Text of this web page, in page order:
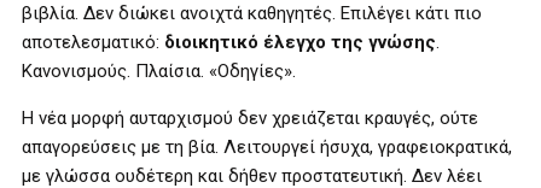
βιβλία. Δεν διώκει ανοιχτά καθηγητές. Επιλέγει κάτι πιο
αποτελεσματικό: διοικητικό έλεγχο της γνώσης.
Κανονισμούς. Πλαίσια. «Οδηγίες».
Η νέα μορφή αυταρχισμού δεν χρειάζεται κραυγές, ούτε
απαγορεύσεις με τη βία. Λειτουργεί ήσυχα, γραφειοκρατικά,
με γλώσσα ουδέτερη και δήθεν προστατευτική. Δεν λέει